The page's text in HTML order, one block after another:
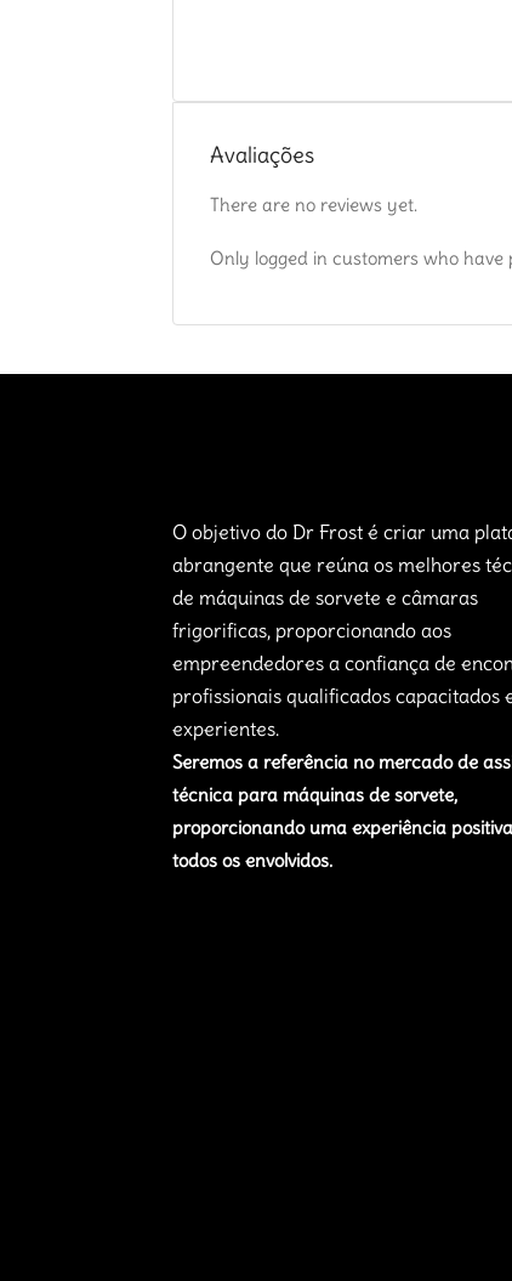
Avaliações
There are no reviews yet.
Only logged in customers who
O objetivo do Dr Frost é criar uma
abrangente que reúna os melhores
de máquinas de sorvete e câmaras
frigorificas, proporcionando aos
empreendedores a confiança de
profissionais qualificados capacitados
experientes.
Seremos a referência no mercado de
técnica para máquinas de sorvete,
proporcionando uma experiência
todos os envolvidos.